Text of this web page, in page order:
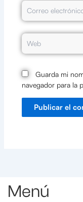
Correo
electrónico*
Web
Guarda mi
navegador para la
Menú